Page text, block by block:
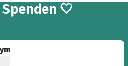
5
Spenden 🤍